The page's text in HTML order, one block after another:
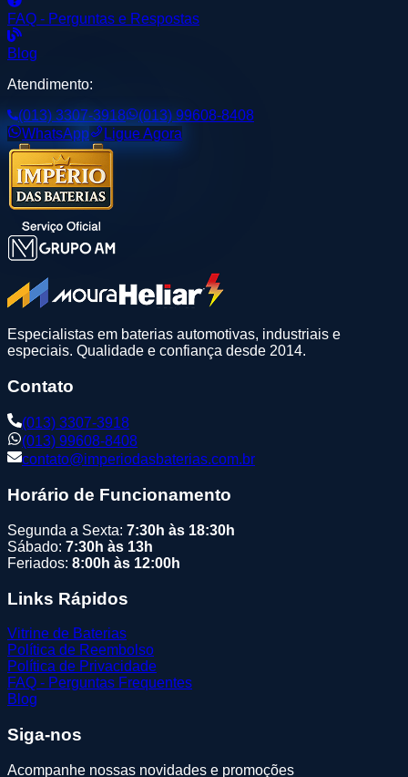
FAQ - Perguntas e Respostas
Blog
Atendimento:
(013) 3307-3918
(013) 99608-8408
WhatsApp
Ligue Agora
Especialistas em baterias automotivas, industriais e
especiais. Qualidade e confiança desde 2014.
Contato
(013) 3307-3918
(013) 99608-8408
contato@imperiodasbaterias.com.br
Horário de Funcionamento
Segunda a Sexta: 7:30h às 18:30h
Sábado: 7:30h às 13h
Feriados: 8:00h às 12:00h
Links Rápidos
Vitrine de Baterias
Política de Reembolso
Política de Privacidade
FAQ - Perguntas Frequentes
Blog
Siga-nos
Acompanhe nossas novidades e promoções